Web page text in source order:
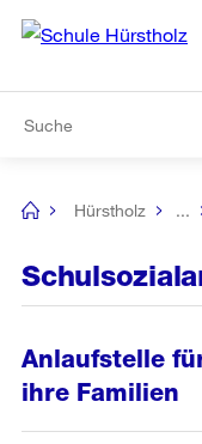
Navigation
[no
Hürstholz ...
Anlaufstelle
ihre Familien